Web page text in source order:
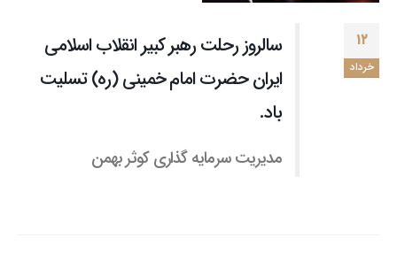
۱۲
خرداد
سالروز رحلت رهبر کبیر انقلاب اسلامی
ایران حضرت امام خمینی (ره) تسلیت
باد.
مدیریت سرمایه گذاری کوثر بهمن